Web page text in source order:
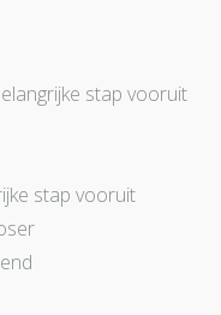
stap vooruit
stap vooruit